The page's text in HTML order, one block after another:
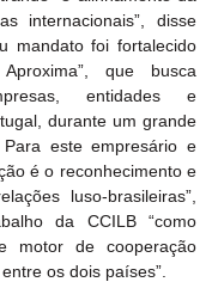
internacionais”, disse
mandato foi fortalecido
que busca
entidades e
durante um grande
este empresário e
é o reconhecimento e
luso-brasileiras”,
da CCILB “como
motor de cooperação
os dois países”.